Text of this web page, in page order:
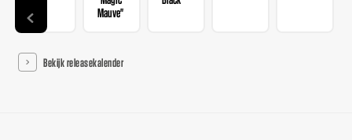
Mauve"
Bekijk releasekalender